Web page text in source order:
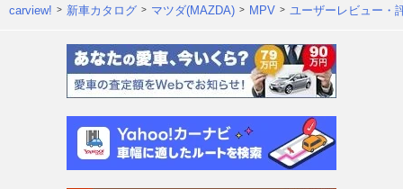
carview! 新車カタログ マツダ(MAZDA) MPV ユーザーレビュー・